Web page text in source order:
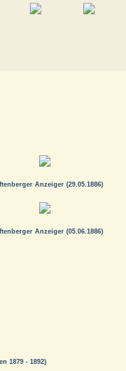
Anzeiger (29.05.1886)
Anzeiger (05.06.1886)
1879 - 1892)